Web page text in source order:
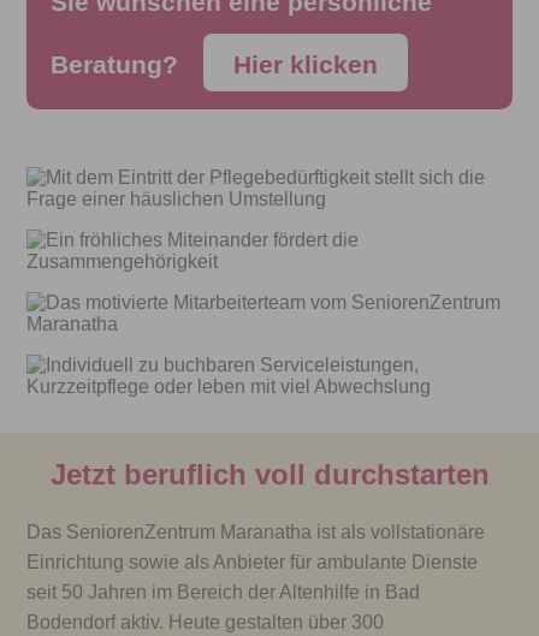
Beratung? Hier klicken
Jetzt beruflich voll durchstarten
Das SeniorenZentrum Maranatha ist als vollstationäre
Einrichtung sowie als Anbieter für ambulante Dienste
seit 50 Jahren im Bereich der Altenhilfe in Bad
Bodendorf aktiv. Heute gestalten über 300